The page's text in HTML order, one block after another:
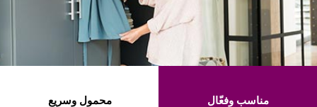
محمول وسريع مناسب وفعّال